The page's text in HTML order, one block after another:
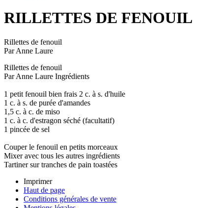
RILLETTES DE FENOUIL
Rillettes de fenouil
Par Anne Laure
Rillettes de fenouil
Par Anne Laure Ingrédients
1 petit fenouil bien frais 2 c. à s. d'huile
1 c. à s. de purée d'amandes
1,5 c. à c. de miso
1 c. à c. d'estragon séché (facultatif)
1 pincée de sel
Couper le fenouil en petits morceaux
Mixer avec tous les autres ingrédients
Tartiner sur tranches de pain toastées
Imprimer
Haut de page
Conditions générales de vente